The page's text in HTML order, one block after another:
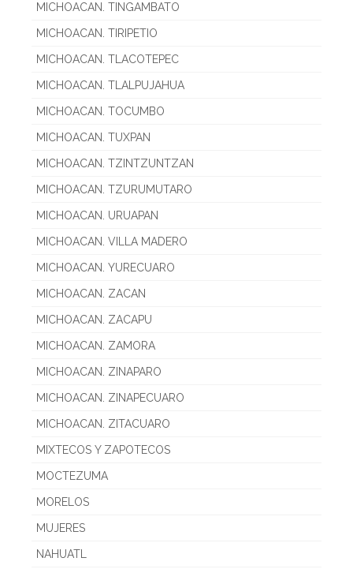
MICHOACAN. TINGAMBATO
MICHOACAN. TIRIPETIO
MICHOACAN. TLACOTEPEC
MICHOACAN. TLALPUJAHUA
MICHOACAN. TOCUMBO
MICHOACAN. TUXPAN
MICHOACAN. TZINTZUNTZAN
MICHOACAN. TZURUMUTARO
MICHOACAN. URUAPAN
MICHOACAN. VILLA MADERO
MICHOACAN. YURECUARO
MICHOACAN. ZACAN
MICHOACAN. ZACAPU
MICHOACAN. ZAMORA
MICHOACAN. ZINAPARO
MICHOACAN. ZINAPECUARO
MICHOACAN. ZITACUARO
MIXTECOS Y ZAPOTECOS
MOCTEZUMA
MORELOS
MUJERES
NAHUATL